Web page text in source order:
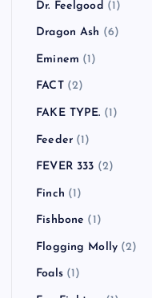
Dr. Feelgood (1)
Dragon Ash (6)
Eminem (1)
FACT(2)
FAKE TYPE. (1)
Feeder(1)
FEVER 333 (2)
Finch (1)
Fishbone (1)
Flogging Molly (2)
Foals(1)